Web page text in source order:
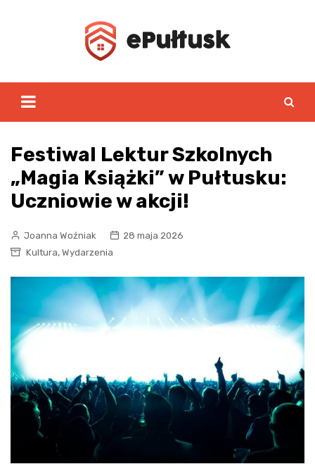
Festiwal Lektur Szkolnych
„Magia Książki” w Pułtusku:
Uczniowie w akcji!
Joanna Woźniak
28 maja 2026
Kultura, Wydarzenia